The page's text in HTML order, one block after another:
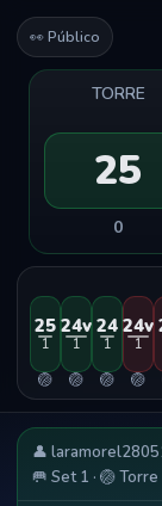
👀 Público
TORRE
25
0
25
1
🏐
24v
1
🏐
24
1
🏐
24v
1
🏐
👤
🥅 Set 1 · 🏐